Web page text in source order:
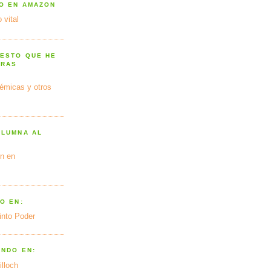
EN AMAZON
vital
QUE HE
y otros
AL
en
EN:
Poder
EN: